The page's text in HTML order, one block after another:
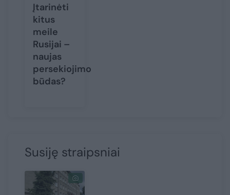
Įtarinėti
kitus
meile
Rusijai –
naujas
persekiojimo
būdas?
Susiję straipsniai